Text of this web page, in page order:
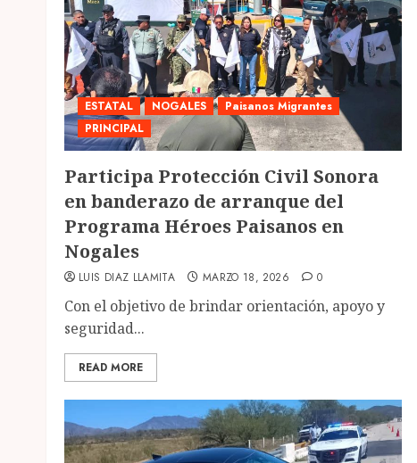
ESTATAL NOGALES
Paisanos Migrantes
PRINCIPAL
Participa Protección Civil Sonora
en banderazo de arranque del
Programa Héroes Paisanos en
Nogales
LUIS DIAZ LLAMITA MARZO 18, 2026 0
Con el objetivo de brindar orientación, apoyo y
seguridad...
READ MORE